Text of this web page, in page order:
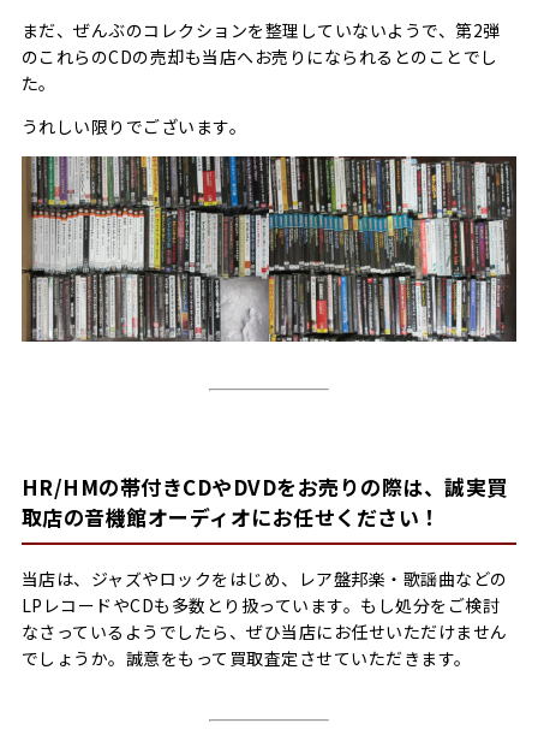
まだ、ぜんぶのコレクションを整理していないようで、第2弾
のこれらのCDの売却も当店へお売りになられるとのことでし
た。
うれしい限りでございます。
HR/HMの帯付きCDやDVDをお売りの際は、誠実買
取店の音機館オーディオにお任せください！
当店は、ジャズやロックをはじめ、レア盤邦楽・歌謡曲などの
LPレコードやCDも多数とり扱っています。もし処分をご検討
なさっているようでしたら、ぜひ当店にお任せいただけません
でしょうか。誠意をもって買取査定させていただきます。